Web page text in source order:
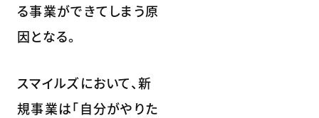
る事業ができてしまう原
因となる。
スマイルズにおいて、新
規事業は「自分がやりた